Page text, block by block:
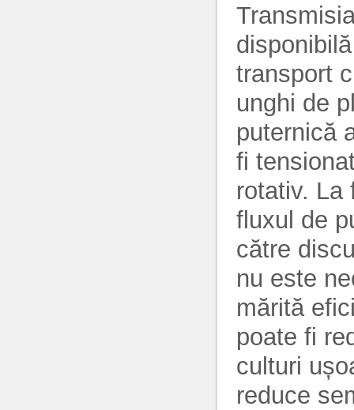
transport
unghi de
puternică
fi
rotativ. La
fluxul de
către
nu este
mărită
poate fi
culturi
reduce